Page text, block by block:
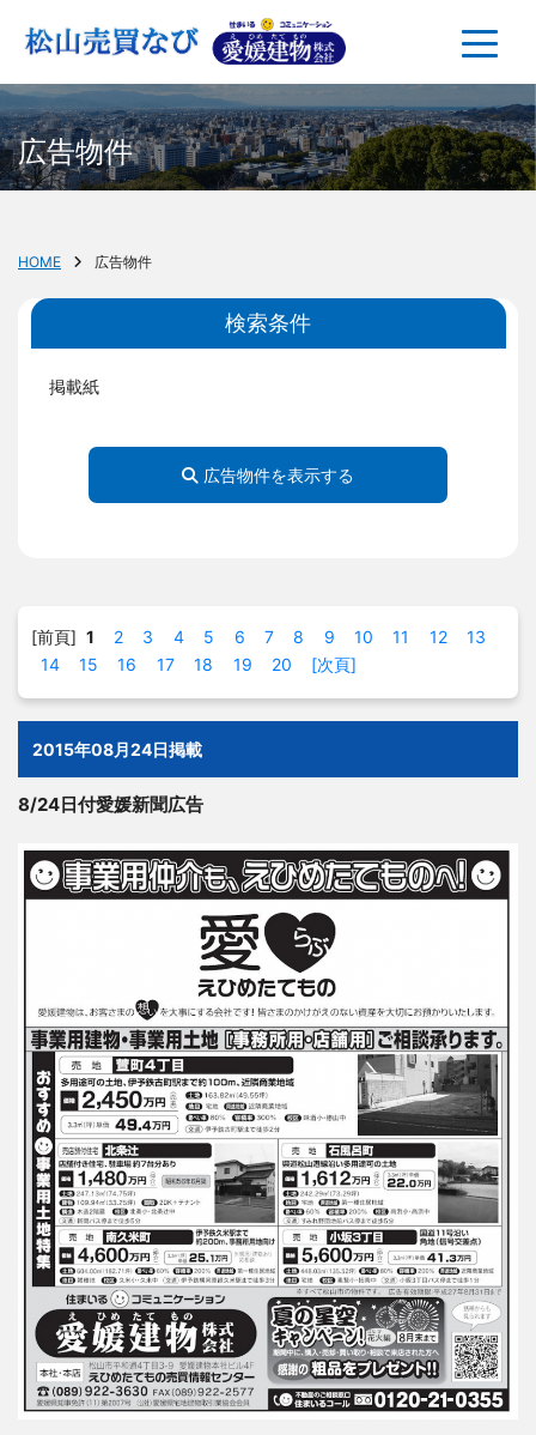
広告物件
HOME 広告物件
検索条件
掲載紙
広告物件を表示する
[前頁] 1 2 3 4 5 6 7 8 9 10 11 12
13
14
15 16 17 18 19 20 [次頁]
2015年08月24日掲載
8/24日付愛媛新聞広告